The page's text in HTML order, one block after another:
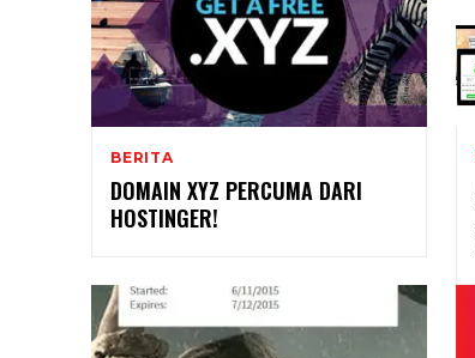
BERITA
DOMAIN XYZ PERCUMA DARI
HOSTINGER!